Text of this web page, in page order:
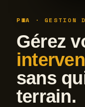
PWA · GESTION
Gérez
sans
terrain.